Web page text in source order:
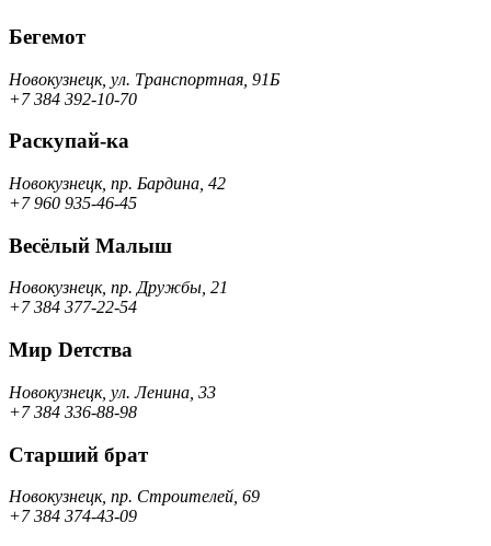
Бегемот
Новокузнецк, ул. Транспортная, 91Б
+7 384 392-10-70
Раскупай-ка
Новокузнецк, пр. Бардина, 42
+7 960 935-46-45
Весёлый Малыш
Новокузнецк, пр. Дружбы, 21
+7 384 377-22-54
Мир Dетства
Новокузнецк, ул. Ленина, 33
+7 384 336-88-98
Старший брат
Новокузнецк, пр. Строителей, 69
+7 384 374-43-09